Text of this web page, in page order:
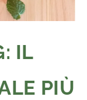
IL
PIÙ